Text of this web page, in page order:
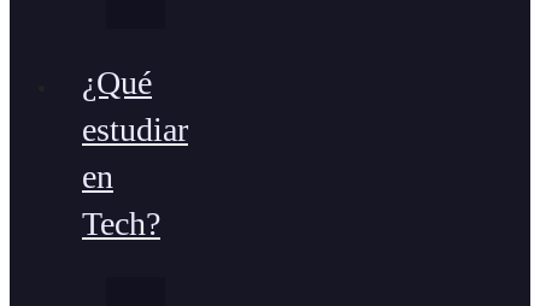
¿Qué
estudiar
en
Tech?